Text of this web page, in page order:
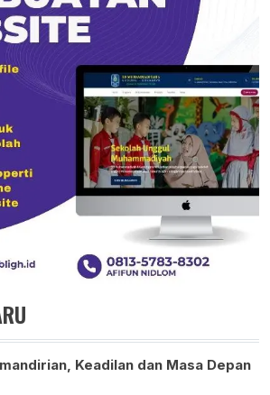
Keadilan dan Masa Depan